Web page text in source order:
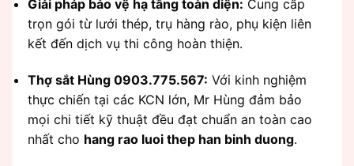
Giải pháp bảo vệ hạ tầng toàn diện: Cung cấp
trọn gói từ lưới thép, trụ hàng rào, phụ kiện liên
kết đến dịch vụ thi công hoàn thiện.
Thợ sắt Hùng 0903.775.567: Với kinh nghiệm
thực chiến tại các KCN lớn, Mr Hùng đảm bảo
mọi chi tiết kỹ thuật đều đạt chuẩn an toàn cao
nhất cho hang rao luoi thep han binh duong.